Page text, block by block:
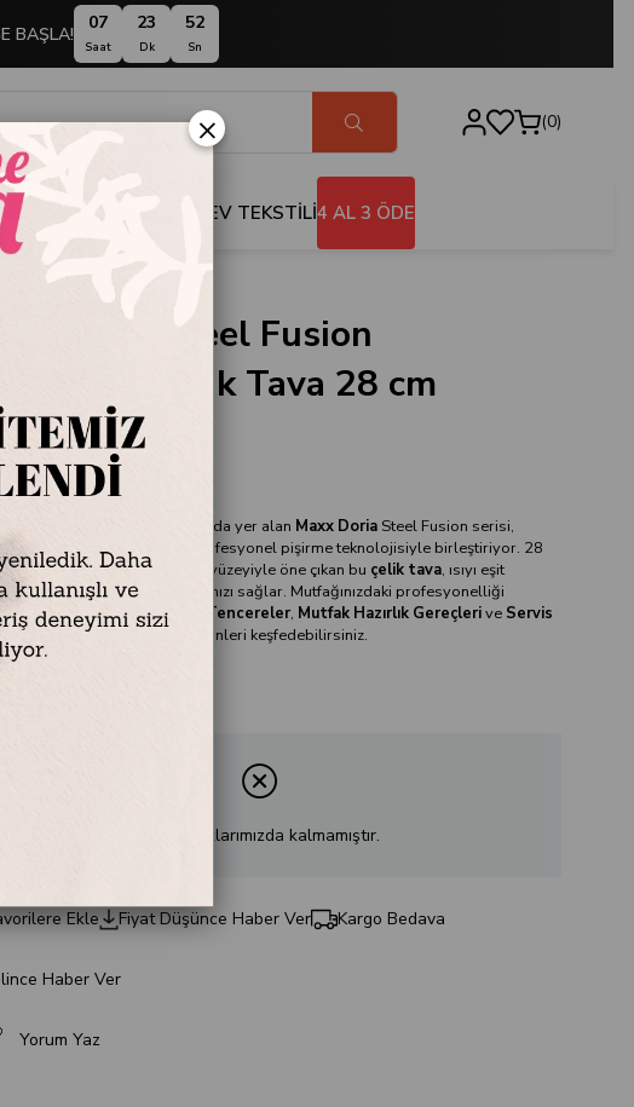
BAŞLA! 07
Saat
23
Dk
51
Sn
0
EV TEKSTİLİ4 AL 3 ÖDE
Doria Steel Fusion
Çelik Tava 28 cm
PA3014
Maxx Doria
mutfak koleksiyonunda yer alan Maxx DoriaSteel Fusion serisi,
çeliğin dayanıklılığını profesyonel pişirme teknolojisiyle birleştiriyor. 28
ve özel petek dokulu iç yüzeyiyle öne çıkan bu çelik tava, ısıyı eşit
mükemmel sonuçlar almanızı sağlar. Mutfağınızdaki profesyonelliği
içinPaslanmaz Çelik Tencereler, Mutfak Hazırlık Gereçlerive Servis
kategorilerimizdeki diğer ürünleri keşfedebilirsiniz.
Ürün stoklarımızda kalmamıştır.
Ekle Fiyat Düşünce Haber Ver Kargo Bedava
Haber Ver
Yorum Yaz
×